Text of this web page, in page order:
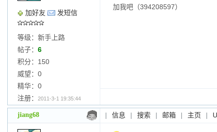
加好友 发短信
等级：新手上路
帖子： 6
积分：150
威望：0
精华：0
注册：
2011-3-1 19:35:44
加我吧（394208597）
jiang68 | 信息 | 搜索 | 邮箱 | 主页 |